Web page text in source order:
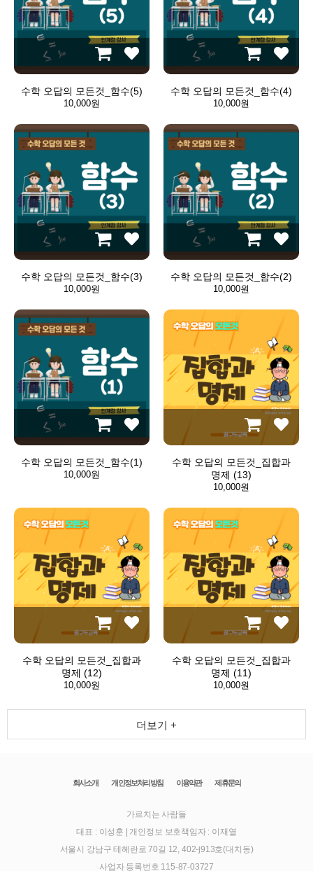
수학 오답의 모든것_함수(5)
10,000원
수학 오답의 모든것_함수(4)
10,000원
수학 오답의 모든것_함수(3)
10,000원
수학 오답의 모든것_함수(2)
10,000원
수학 오답의 모든것_함수(1)
10,000원
수학 오답의 모든것_집합과
명제 (13)
10,000원
수학 오답의 모든것_집합과
명제 (12)
10,000원
수학 오답의 모든것_집합과
명제 (11)
10,000원
더보기 +
회사소개 개인정보처리방침 이용약관 제휴문의
가르치는 사람들
대표 : 이성훈
개인정보 보호책임자 : 이재열
서울시 강남구 테헤란로 70길 12, 402-j913호(대치동)
사업자 등록번호 115-87-03727